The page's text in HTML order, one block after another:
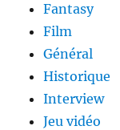
Fantasy
Film
Général
Historique
Interview
Jeu vidéo